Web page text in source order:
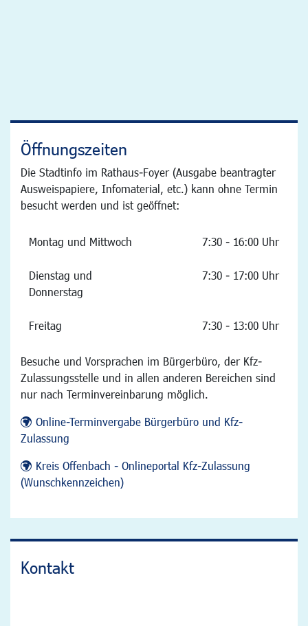
Öffnungszeiten
Die Stadtinfo im Rathaus-Foyer (Ausgabe beantragter
Ausweispapiere, Infomaterial, etc.) kann ohne Termin
besucht werden und ist geöffnet:
Montag und Mittwoch 7:30 - 16:00 Uhr
Dienstag und
Donnerstag
7:30 - 17:00 Uhr
Freitag 7:30 - 13:00 Uhr
Besuche und Vorsprachen im Bürgerbüro, der Kfz-
Zulassungsstelle und in allen anderen Bereichen sind
nur nach Terminvereinbarung möglich.
Online-Terminvergabe Bürgerbüro und Kfz-
Zulassung
Kreis Offenbach - Onlineportal Kfz-Zulassung
(Wunschkennzeichen)
Kontakt